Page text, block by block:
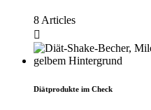
8 Articles
Diätprodukte im Check